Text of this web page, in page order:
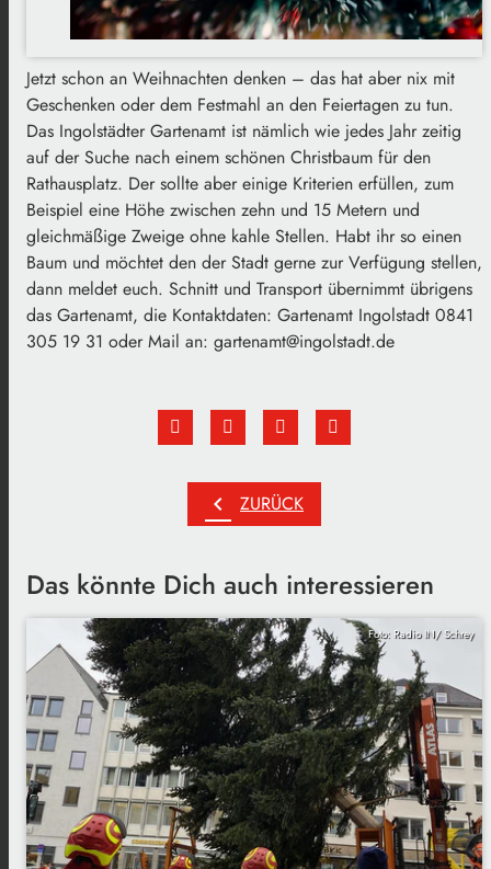
Jetzt schon an Weihnachten denken – das hat aber nix mit
Geschenken oder dem Festmahl an den Feiertagen zu tun.
Das Ingolstädter Gartenamt ist nämlich wie jedes Jahr zeitig
auf der Suche nach einem schönen Christbaum für den
Rathausplatz. Der sollte aber einige Kriterien erfüllen, zum
Beispiel eine Höhe zwischen zehn und 15 Metern und
gleichmäßige Zweige ohne kahle Stellen. Habt ihr so einen
Baum und möchtet den der Stadt gerne zur Verfügung stellen,
dann meldet euch. Schnitt und Transport übernimmt übrigens
das Gartenamt, die Kontaktdaten: Gartenamt Ingolstadt 0841
305 19 31 oder Mail an: gartenamt@ingolstadt.de
chevron_left ZURÜCK
Das könnte Dich auch interessieren
Foto: Radio IN/ Schrey